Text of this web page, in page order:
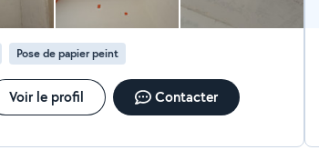
Pose de papier peint
Voir le profil Contacter